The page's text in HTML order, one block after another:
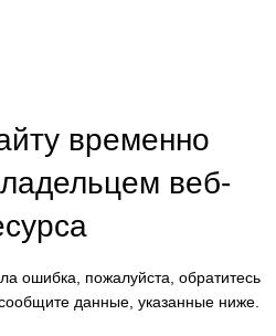
временно
веб-
ошибка, пожалуйста, обратитесь
данные, указанные ниже.